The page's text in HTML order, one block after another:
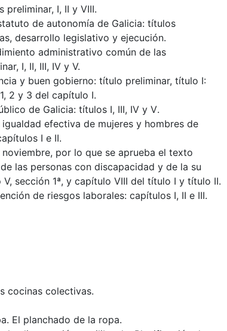
preliminar, I, II y VIII.
de autonomía de Galicia: títulos
desarrollo legislativo y ejecución.
administrativo común de las
I, II, III, IV y V.
y buen gobierno: título preliminar, título I:
2 y 3 del capítulo I.
de Galicia: títulos I, III, IV y V.
efectiva de mujeres y hombres de
I e II.
por lo que se aprueba el texto
las personas con discapacidad y de la su
sección 1ª, y capítulo VIII del título I y título II.
de riesgos laborales: capítulos I, II e III.
cocinas colectivas.
El planchado de la ropa.